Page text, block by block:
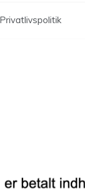
Privatlivspolitik